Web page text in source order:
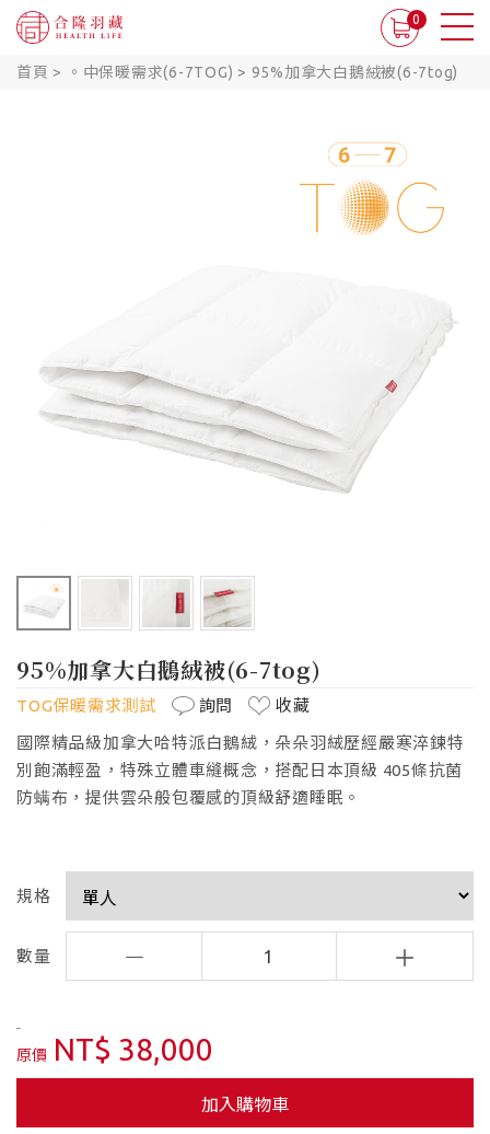
0
首頁 > 。中保暖需求(6-7TOG) > 95%加拿大白鵝絨被(6-7tog)
95%加拿大白鵝絨被(6-7tog)
TOG保暖需求測試 詢問
收藏
國際精品級加拿大哈特派白鵝絨，朵朵羽絨歷經嚴寒淬鍊特
別飽滿輕盈，特殊立體車縫概念，搭配日本頂級 405條抗菌
防螨布，提供雲朵般包覆感的頂級舒適睡眠。
規格
數量 1
原價 NT$ 38,000
加入購物車